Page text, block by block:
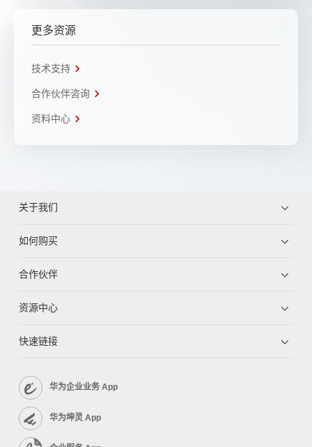
更多资源
技术支持
合作伙伴咨询
资料中心
关于我们
如何购买
合作伙伴
资源中心
快速链接
华为企业业务 App
华为坤灵 App